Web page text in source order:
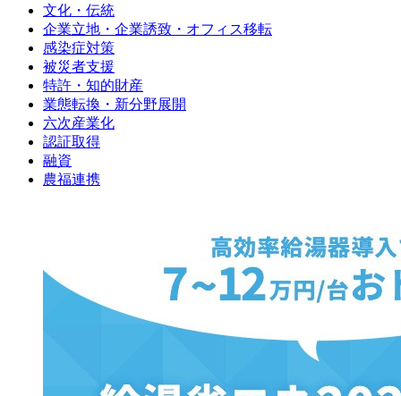
文化・伝統
企業立地・企業誘致・オフィス移転
感染症対策
被災者支援
特許・知的財産
業態転換・新分野展開
六次産業化
認証取得
融資
農福連携